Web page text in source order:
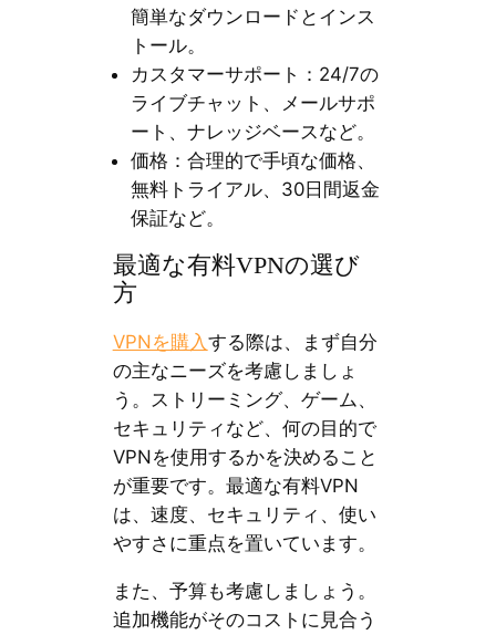
簡単なダウンロードとインス
トール。
カスタマーサポート：24/7の
ライブチャット、メールサポ
ート、ナレッジベースなど。
価格：合理的で手頃な価格、
無料トライアル、30日間返金
保証など。
最適な有料VPNの選び
方
VPNを購入 する際は、まず自分
の主なニーズを考慮しましょ
う。ストリーミング、ゲーム、
セキュリティなど、何の目的で
VPNを使用するかを決めること
が重要です。最適な有料VPN
は、速度、セキュリティ、使い
やすさに重点を置いています。
また、予算も考慮しましょう。
追加機能がそのコストに見合う